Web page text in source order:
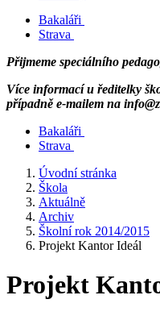
Bakaláři
Strava
Přijmeme speciálního
Více informací u ředitelky
případně e-mailem na
Bakaláři
Strava
Úvodní stránka
Škola
Aktuálně
Archiv
Školní rok 2014/2015
Projekt Kantor Ideál
Projekt